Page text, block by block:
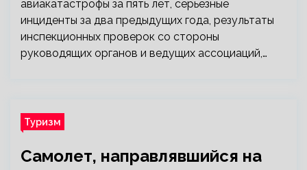
авиакатастрофы за пять лет, серьезные
инциденты за два предыдущих года, результаты
инспекционных проверок со стороны
руководящих органов и ведущих ассоциаций,…
Туризм
Самолет, направлявшийся на